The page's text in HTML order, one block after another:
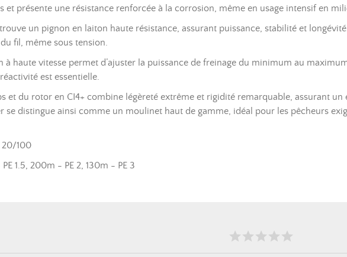
et présente une résistance renforcée à la corrosion, même en usage intensif en
un pignon en laiton haute résistance, assurant puissance, stabilité et
fil, même sous tension.
à haute vitesse permet d’ajuster la puissance de freinage du minimum au
est essentielle.
et du rotor en CI4+ combine légèreté extrême et rigidité remarquable, assurant
se distingue ainsi comme un moulinet haut de gamme, idéal pour les pêcheurs
20/100
1.5, 200m - PE 2, 130m - PE 3